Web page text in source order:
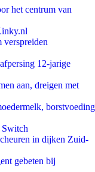
het centrum van
12-jarige
aan, dreigen met
borstvoeding
Switch
in dijken Zuid-
gebeten bij